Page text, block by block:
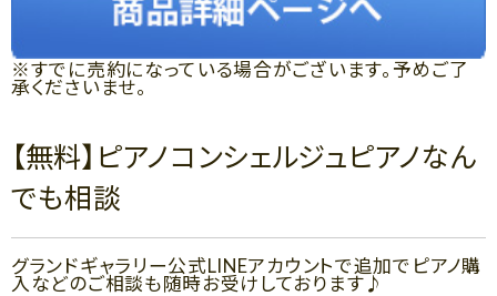
※すでに売約になっている場合がございます。予めご了
承くださいませ。
【無料】ピアノコンシェルジュピアノなん
でも相談
グランドギャラリー公式LINEアカウントで追加でピアノ購
入などのご相談も随時お受けしております♪